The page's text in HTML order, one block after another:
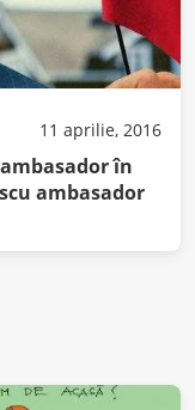
11 aprilie, 2016
în
ambasador